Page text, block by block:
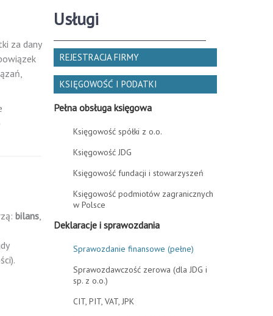
za dany
bilans,
Usługi
REJESTRACJA FIRMY
KSIĘGOWOŚĆ I PODATKI
Pełna obsługa księgowa
Księgowość spółki z o.o.
Księgowość JDG
Księgowość fundacji i stowarzyszeń
Księgowość podmiotów zagranicznych
w Polsce
Deklaracje i sprawozdania
Sprawozdanie finansowe (pełne)
Sprawozdawczość zerowa (dla JDG i
sp. z o.o.)
CIT, PIT, VAT, JPK